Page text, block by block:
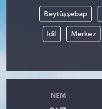
Beytüşşebap
İdil Merkez
NEM